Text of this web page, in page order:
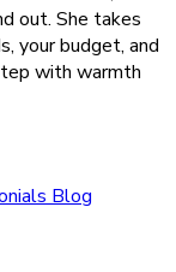
out. She takes
your budget, and
with warmth
Blog